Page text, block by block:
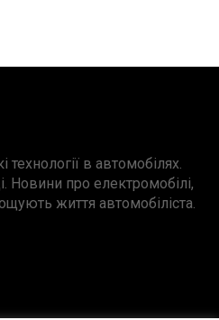
технології в автомобілях.
Новини про електромобілі,
життя автомобіліста.